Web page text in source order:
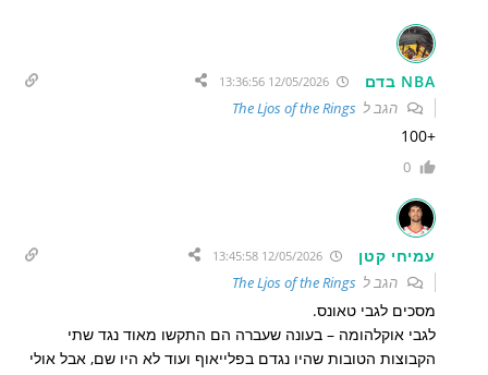
NBA בדם 12/05/2026 13:36:56
הגב לThe Ljos of the Rings
+100
0
עמיחי קטן
הגב לThe Ljos of the Rings
מסכים לגבי טאונס.
לגבי אוקלהומה – בעונה שעברה הם התקשו מאוד נגד שתי
הקבוצות הטובות שהיו נגדם בפלייאוף ועוד לא היו שם, אבל אולי